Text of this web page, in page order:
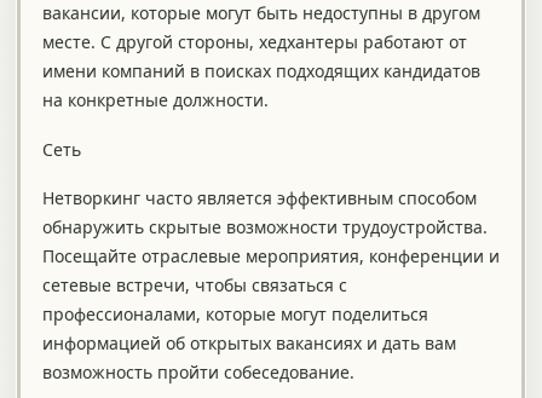
вакансии, которые могут быть недоступны в другом
месте. С другой стороны, хедхантеры работают от
имени компаний в поисках подходящих кандидатов
на конкретные должности.
Сеть
Нетворкинг часто является эффективным способом
обнаружить скрытые возможности трудоустройства.
Посещайте отраслевые мероприятия, конференции и
сетевые встречи, чтобы связаться с
профессионалами, которые могут поделиться
информацией об открытых вакансиях и дать вам
возможность пройти собеседование.